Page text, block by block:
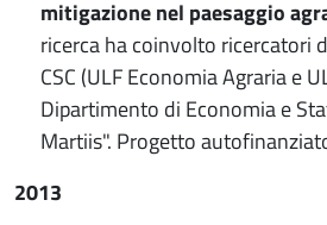
mitigazione nel paesaggio
ricerca ha coinvolto ricercatori
CSC (ULF Economia Agraria e
Dipartimento di Economia e
Martiis". Progetto
2013